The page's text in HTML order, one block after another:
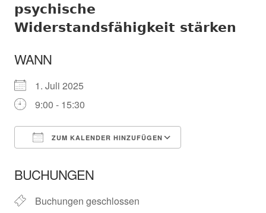
psychische
Widerstandsfähigkeit stärken
WANN
1. Juli 2025
9:00 - 15:30
ZUM KALENDER HINZUFÜGEN
BUCHUNGEN
Buchungen geschlossen